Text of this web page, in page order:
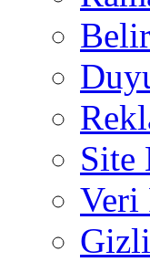
Site
Veri